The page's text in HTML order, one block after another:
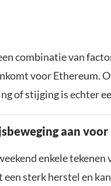
combinatie van
voor Ethereum.
of stijging is echter
aan
enkele
sterk herstel en